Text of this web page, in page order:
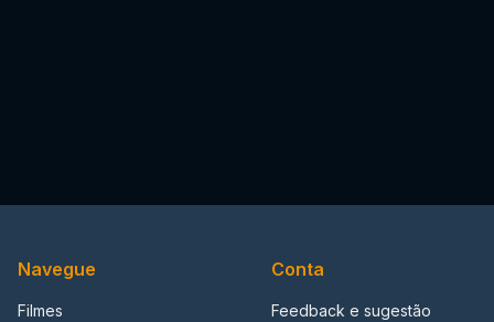
Navegue
Filmes
Conta
Feedback e sugestão